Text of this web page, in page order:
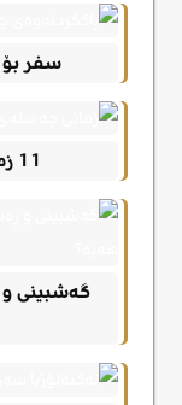
سفر
11 زمانی جەستەی کەسانی درۆزن
گەشبینی و